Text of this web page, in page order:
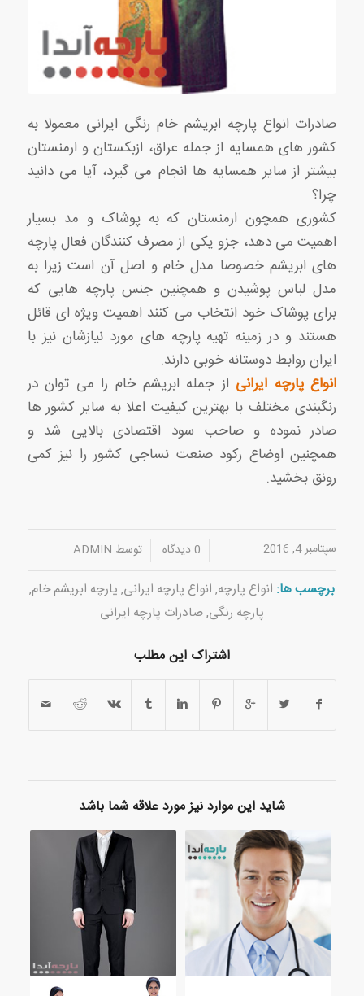
صادرات انواع پارچه ابریشم خام رنگی ایرانی معمولا به
کشور های همسایه از جمله عراق، ازبکستان و ارمنستان
بیشتر از سایر همسایه ها انجام می گیرد، آیا می دانید
چرا؟
کشوری همچون ارمنستان که به پوشاک و مد بسیار
اهمیت می دهد، جزو یکی از مصرف کنندگان فعال پارچه
های ابریشم خصوصا مدل خام و اصل آن است زیرا به
مدل لباس پوشیدن و همچنین جنس پارچه هایی که
برای پوشاک خود انتخاب می کنند اهمیت ویژه ای قائل
هستند و در زمینه تهیه پارچه های مورد نیازشان نیز با
ایران روابط دوستانه خوبی دارند.
انواع پارچه ایرانی از جمله ابریشم خام را می توان در
رنگبندی مختلف با بهترین کیفیت اعلا به سایر کشور ها
صادر نموده و صاحب سود اقتصادی بالایی شد و
همچنین اوضاع رکود صنعت نساجی کشور را نیز کمی
رونق بخشید.
سپتامبر 4, 2016 / 0 دیدگاه/ توسط ADMIN
برچسب ها: انواع پارچه, انواع پارچه ایرانی, پارچه ابریشم خام,
پارچه رنگی,صادرات پارچه ایرانی
اشتراک این مطلب
شاید این موارد نیز مورد علاقه شما باشد